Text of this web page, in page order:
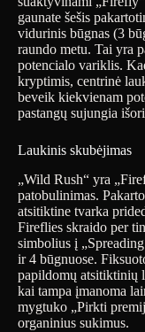
gaunate šešis
vidurinis būgnas (3
raundo metu. Tai yra
potencialo variklis.
kryptimis, centrinė
beveik kiekvienam
pastangų sujungia
Laukinis skubėjimas
„Wild Rush“ yra
patobulinimas.
atsitiktine tvarka
Fireflies skraido per
simbolius į
ir 4 būgnuose.
papildomų atsitiktinių
kai tampa įmanoma
mygtuko „Pirkti
organinius sukimus.